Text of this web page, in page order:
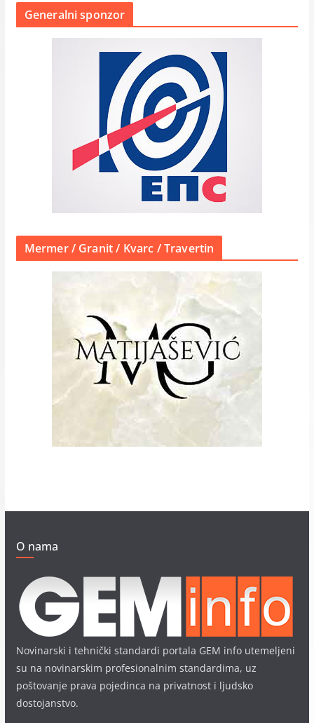
Generalni sponzor
Mermer / Granit / Kvarc / Travertin
O nama
Novinarski i tehnički standardi portala GEM info utemeljeni
su na novinarskim profesionalnim standardima, uz
poštovanje prava pojedinca na privatnost i ljudsko
dostojanstvo.